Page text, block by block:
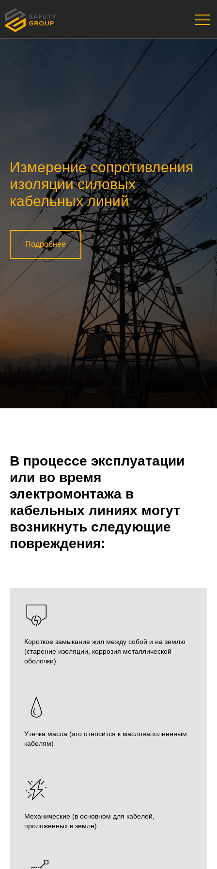
Измерение сопротивления
изоляции силовых
кабельных линий
Подробнее
В процессе эксплуатации
или во время
электромонтажа в
кабельных линиях могут
возникнуть следующие
повреждения:
Короткое замыкание жил между собой и на землю
(старение изоляции, коррозия металлической
оболочки)
Утечка масла (это относится к маслонаполненным
кабелям)
Механические (в основном для кабелей,
проложенных в земле)